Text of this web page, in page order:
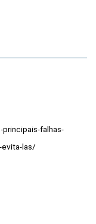
falhas-
evita-las/